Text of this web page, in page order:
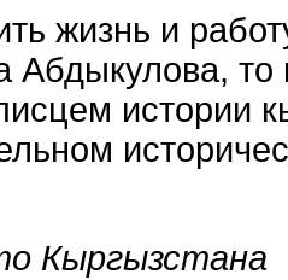
жизнь и
Абдыкулова,
истории
Кыргызстана